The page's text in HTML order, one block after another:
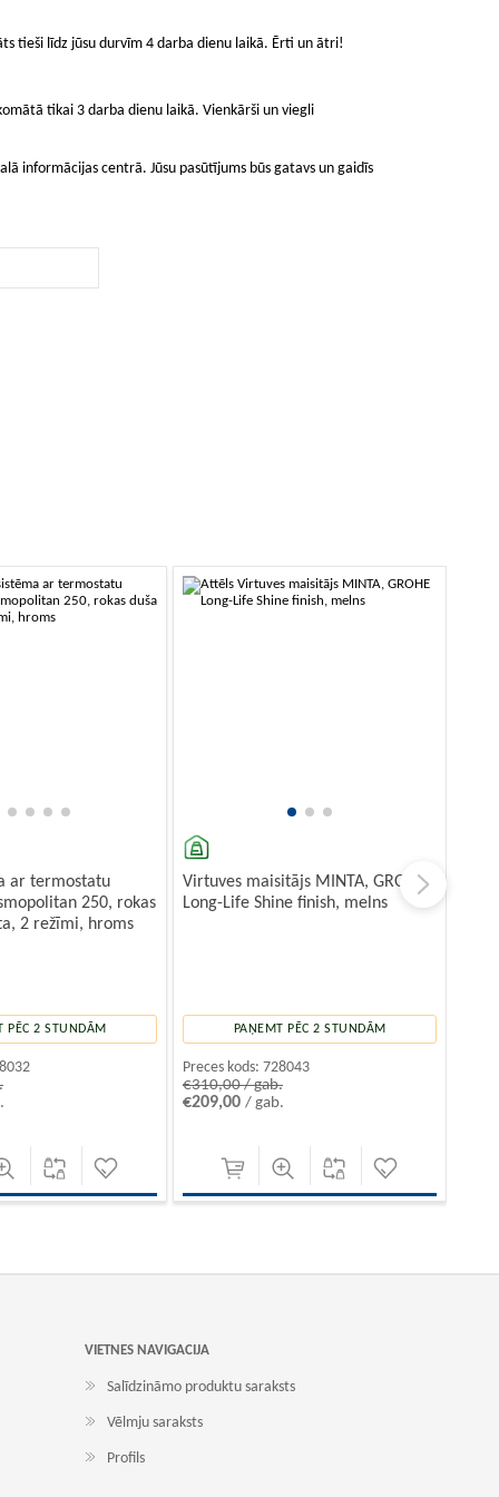
tieši līdz jūsu durvīm 4 darba dienu laikā. Ērti un ātri!
tikai 3 darba dienu laikā. Vienkārši un viegli
informācijas centrā. Jūsu pasūtījums būs gatavs un gaidīs
ar termostatu
250, rokas
2 režīmi, hroms
PĒC 2 STUNDĀM
Virtuves maisitājs MINTA, GROHE
Long-Life Shine finish, melns
PAŅEMT PĒC 2 STUNDĀM
Preces kods: 728043
€310,00 / gab.
€209,00 / gab.
VIETNES NAVIGACIJA
Salīdzināmo produktu saraksts
Vēlmju saraksts
Profils